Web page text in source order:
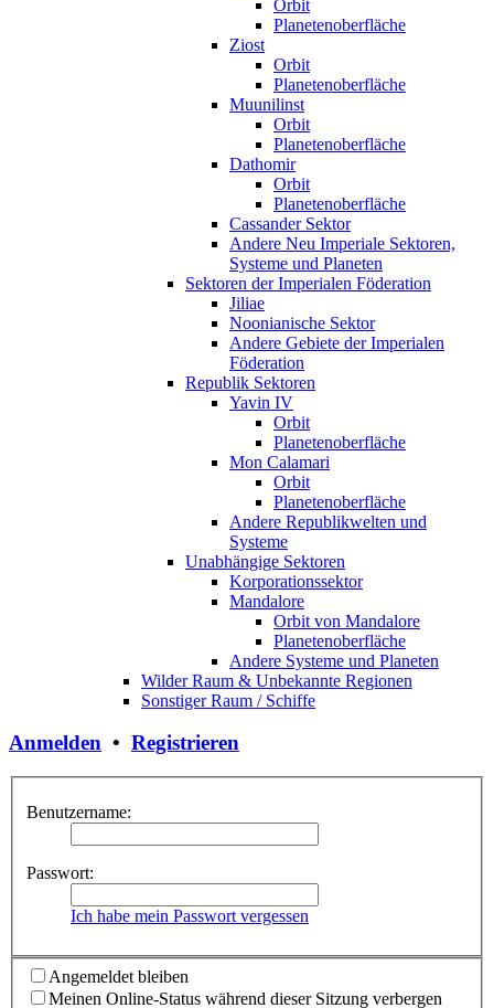
Orbit
Planetenoberfläche
Ziost
Orbit
Planetenoberfläche
Muunilinst
Orbit
Planetenoberfläche
Dathomir
Orbit
Planetenoberfläche
Cassander Sektor
Andere Neu Imperiale Sektoren,
Systeme und Planeten
Sektoren der Imperialen Föderation
Jiliae
Noonianische Sektor
Andere Gebiete der Imperialen
Föderation
Republik Sektoren
Yavin IV
Orbit
Planetenoberfläche
Mon Calamari
Orbit
Planetenoberfläche
Andere Republikwelten und
Systeme
Unabhängige Sektoren
Korporationssektor
Mandalore
Orbit von Mandalore
Planetenoberfläche
Andere Systeme und Planeten
Wilder Raum & Unbekannte Regionen
Sonstiger Raum / Schiffe
Anmelden • Registrieren
Benutzername:
Passwort:
Ich habe mein Passwort vergessen
Angemeldet bleiben
Meinen Online-Status während dieser Sitzung verbergen